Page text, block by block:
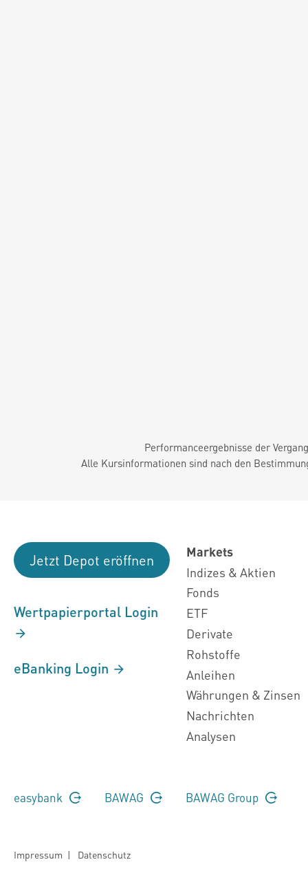
Performanceergebnisse der
Alle Kursinformationen sind nach den
Jetzt Depot eröffnen
Wertpapierportal Login
eBanking Login
Markets
Indizes & Aktien
Fonds
ETF
Derivate
Rohstoffe
Anleihen
Währungen & Zinsen
Nachrichten
Analysen
easybank BAWAG BAWAG Group
Impressum | Datenschutz